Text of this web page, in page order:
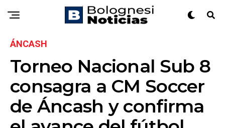
ÁNCASH
Torneo Nacional Sub 8
consagra a CM Soccer
de Áncash y confirma